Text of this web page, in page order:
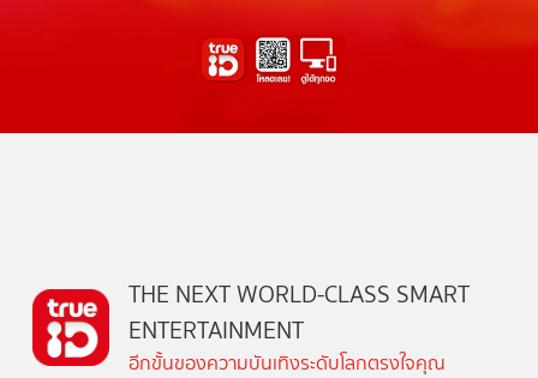
THE NEXT WORLD-CLASS SMART
ENTERTAINMENT
อีกขั้นของความบันเทิงระดับโลกตรงใจคุณ